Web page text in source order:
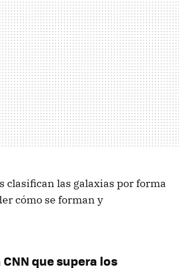
clasifican las galaxias por forma
cómo se forman y
que supera los